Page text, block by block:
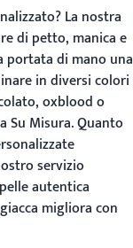
La nostra
di petto, manica e
portata di mano una
in diversi colori
oxblood o
Su Misura.Quanto
servizio
autentica
migliora con